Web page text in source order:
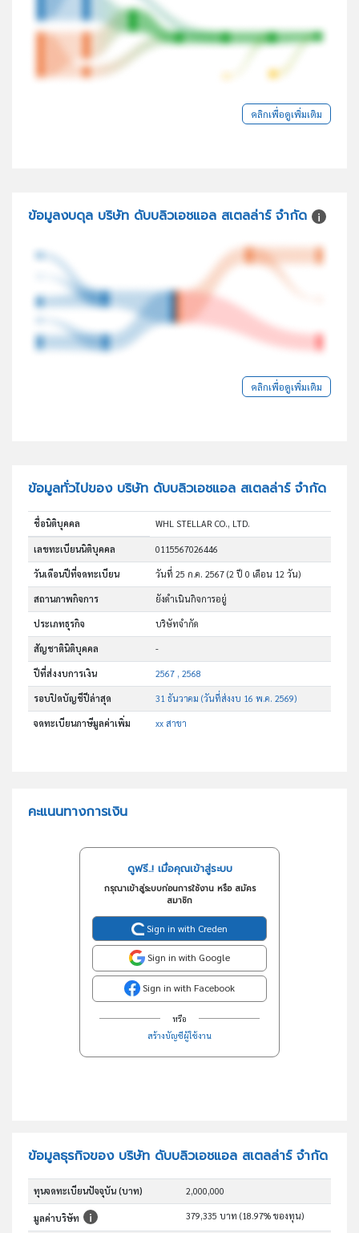
คลิกเพื่อดูเพิ่มเติม
ข้อมูลงบดุล บริษัท ดับบลิวเอชแอล สเตลล่าร์ จำกัด
คลิกเพื่อดูเพิ่มเติม
ข้อมูลทั่วไปของ บริษัท ดับบลิวเอชแอล สเตลล่าร์ จำกัด
ชื่อนิติบุคคล WHL STELLAR CO., LTD.
เลขทะเบียนนิติบุคคล 0115567026446
วันเดือนปีที่จดทะเบียน วันที่ 25 ก.ค. 2567(2 ปี 0 เดือน 12 วัน)
สถานภาพกิจการ ยังดำเนินกิจการอยู่
ประเภทธุรกิจ บริษัทจำกัด
สัญชาตินิติบุคคล -
ปีที่ส่งงบการเงิน 2567 , 2568
รอบปิดบัญชีปีล่าสุด 31 ธันวาคม (วันที่ส่งงบ 16 พ.ค. 2569)
จดทะเบียนภาษีมูลค่าเพิ่ม xx สาขา
คะแนนทางการเงิน
ดูฟรี..! เมื่อคุณเข้าสู่ระบบ
กรุณาเข้าสู่ระบบก่อนการใช้งาน หรือ สมัคร
สมาชิก
Sign in with Creden
Sign in with Google
Sign in with Facebook
หรือ
สร้างบัญชีผู้ใช้งาน
ข้อมูลธุรกิจของ บริษัท ดับบลิวเอชแอล สเตลล่าร์ จำกัด
ทุนจดทะเบียนปัจจุบัน (บาท) 2,000,000
มูลค่าบริษัท 379,335 บาท (18.97% ของทุน)